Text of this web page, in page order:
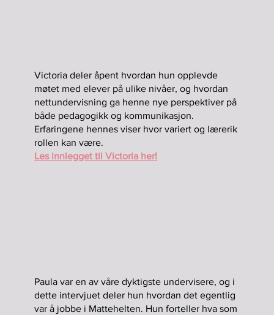
Victoria deler åpent hvordan hun opplevde
møtet med elever på ulike nivåer, og hvordan
nettundervisning ga henne nye perspektiver på
både pedagogikk og kommunikasjon.
Erfaringene hennes viser hvor variert og lærerik
rollen kan være.
Les innlegget til Victoria her!
Paula var en av våre dyktigste undervisere, og i
dette intervjuet deler hun hvordan det egentlig
var å jobbe i Mattehelten. Hun forteller hva som